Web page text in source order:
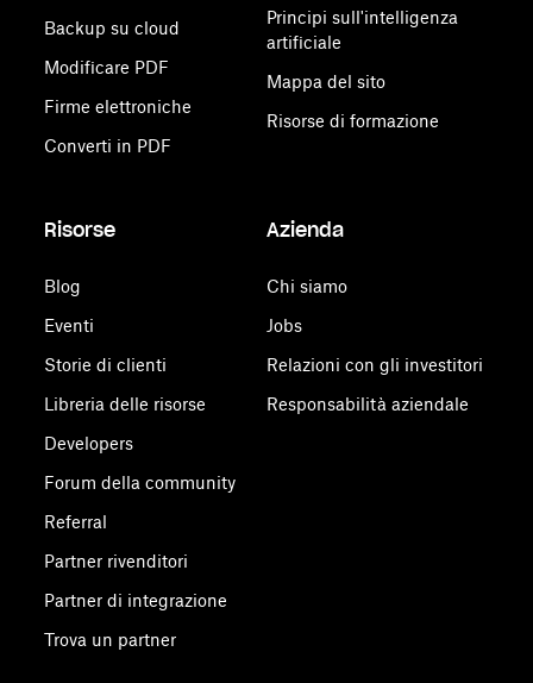
Backup su cloud
Modificare PDF
Firme elettroniche
Converti in PDF
Principi sull'intelligenza
artificiale
Mappa del sito
Risorse di formazione
Risorse
Blog
Eventi
Storie di clienti
Libreria delle risorse
Developers
Forum della community
Referral
Partner rivenditori
Partner di integrazione
Trova un partner
Azienda
Chi siamo
Jobs
Relazioni con gli investitori
Responsabilità aziendale